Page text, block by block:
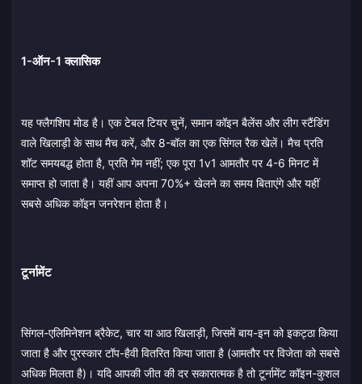
1-ऑन-1 क्लासिक
यह फ्लैगशिप मोड है। एक टेबल टियर चुनें, समान कॉइन बैलेंस और लीग स्टैंडिंग
वाले खिलाड़ी के साथ मैच करें, और 8-बॉल का एक सिंगल रैक खेलें। मैच प्रति
शॉट समयबद्ध होता है, प्रति गेम नहीं; एक पूरा 1v1 आमतौर पर 4-6 मिनट में
समाप्त हो जाता है। यहीं आप अपना 70%+ खेलने का समय बिताएंगे और यहीं
सबसे अधिक कॉइन जनरेशन होता है।
टूर्नामेंट
सिंगल-एलिमिनेशन ब्रैकेट, चार या आठ खिलाड़ी, जिसमें बाय-इन को इकट्ठा किया
जाता है और पुरस्कार टॉप-हैवी वितरित किया जाता है (आमतौर पर विजेता को सबसे
अधिक मिलता है)। यदि आपकी जीत की दर सकारात्मक है तो टूर्नामेंट कॉइन-कुशल